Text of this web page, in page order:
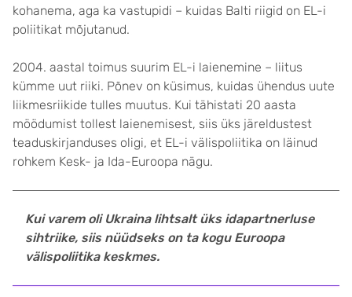
kohanema, aga ka vastupidi – kuidas Balti riigid on EL-i
poliitikat mõjutanud.
2004. aastal toimus suurim EL-i laienemine – liitus
kümme uut riiki. Põnev on küsimus, kuidas ühendus uute
liikmesriikide tulles muutus. Kui tähistati 20 aasta
möödumist tollest laienemisest, siis üks järeldustest
teaduskirjanduses oligi, et EL-i välispoliitika on läinud
rohkem Kesk- ja Ida-Euroopa nägu.
Kui varem oli Ukraina lihtsalt üks idapartnerluse
sihtriike, siis nüüdseks on ta kogu Euroopa
välispoliitika keskmes.